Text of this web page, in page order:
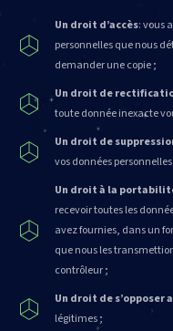
Un droit d’accès: vous
personnelles que nous
demander une copie ;
Un droit de
toute donnée inexacte
Un droit de
vos données
Un droit à la
recevoir toutes les
avez fournies, dans un
que nous les
contrôleur ;
Un droit de s’opposer
légitimes ;